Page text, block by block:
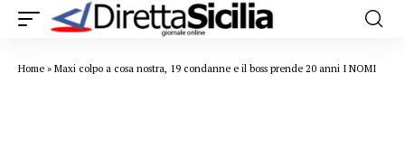
Home » Maxi colpo a cosa nostra, 19 condanne e il boss prende 20 anni I NOMI